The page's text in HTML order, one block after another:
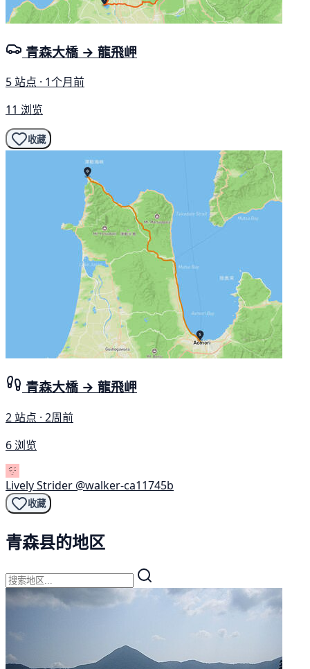
青森大橋 → 龍飛岬
5 站点 · 1个月前
11 浏览
收藏
青森大橋 → 龍飛岬
2 站点 · 2周前
6 浏览
Lively Strider @walker-ca11745b
收藏
青森县的地区